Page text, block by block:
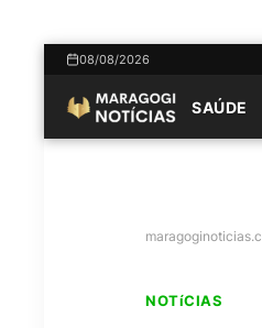
08/08/2026
SAÚDE
NOTíCIAS